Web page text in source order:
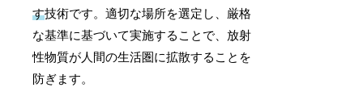
す技術です。適切な場所を選定し、厳格
な基準に基づいて実施することで、放射
性物質が人間の生活圏に拡散することを
防ぎます。